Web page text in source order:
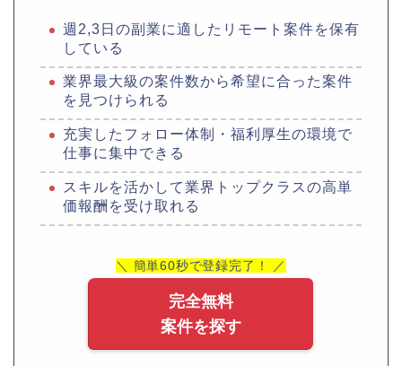
週2,3日の副業に適したリモート案件を保有
している
業界最大級の案件数から希望に合った案件
を見つけられる
充実したフォロー体制・福利厚生の環境で
仕事に集中できる
スキルを活かして業界トップクラスの高単
価報酬を受け取れる
＼ 簡単60秒で登録完了！ ／
完全無料
案件を探す